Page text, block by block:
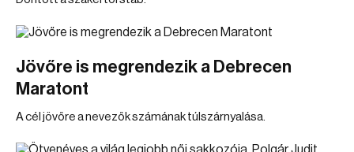
Jövőre is megrendezik a Debrecen
Maratont
A cél jövőre a nevezők számának túlszárnyalása.